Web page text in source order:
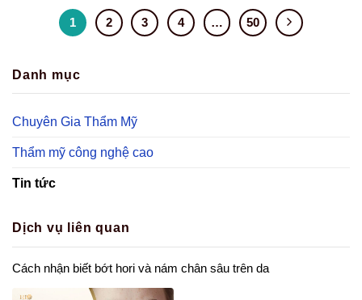
1 2 3 4 … 50
Danh mục
Chuyên Gia Thẩm Mỹ
Thẩm mỹ công nghệ cao
Tin tức
Dịch vụ liên quan
Cách nhận biết bớt hori và nám chân sâu trên da